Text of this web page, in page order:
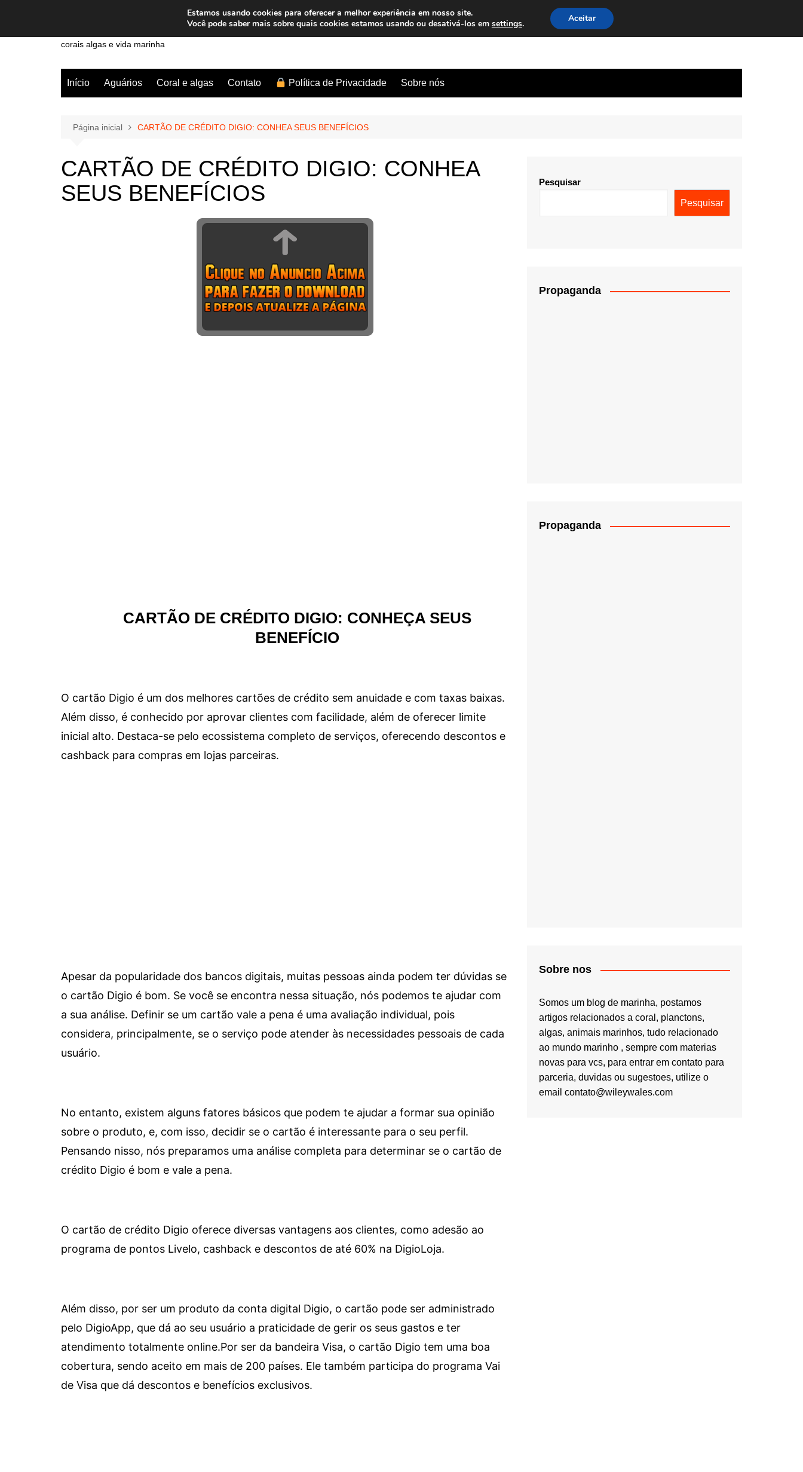
o
corais algas e vida marinha
Início Aguários Coral e algas Contato Política de Privacidade Sobre nós
Página inicial CARTÃO DE CRÉDITO DIGIO: CONHEA SEUS BENEFÍCIOS
CARTÃO DE CRÉDITO DIGIO: CONHEA
SEUS BENEFÍCIOS
CARTÃO DE CRÉDITO DIGIO: CONHEÇA SEUS
BENEFÍCIO
O cartão Digio é um dos melhores cartões de crédito sem anuidade e com taxas baixas.
Além disso, é conhecido por aprovar clientes com facilidade, além de oferecer limite
inicial alto. Destaca-se pelo ecossistema completo de serviços, oferecendo descontos e
cashback para compras em lojas parceiras.
Apesar da popularidade dos bancos digitais, muitas pessoas ainda podem ter dúvidas se
o cartão Digio é bom. Se você se encontra nessa situação, nós podemos te ajudar com
a sua análise. Definir se um cartão vale a pena é uma avaliação individual, pois
considera, principalmente, se o serviço pode atender às necessidades pessoais de cada
usuário.
No entanto, existem alguns fatores básicos que podem te ajudar a formar sua opinião
sobre o produto, e, com isso, decidir se o cartão é interessante para o seu perfil.
Pensando nisso, nós preparamos uma análise completa para determinar se o cartão de
crédito Digio é bom e vale a pena.
O cartão de crédito Digio oferece diversas vantagens aos clientes, como adesão ao
programa de pontos Livelo, cashback e descontos de até 60% na DigioLoja.
Além disso, por ser um produto da conta digital Digio, o cartão pode ser administrado
pelo DigioApp, que dá ao seu usuário a praticidade de gerir os seus gastos e ter
atendimento totalmente online.Por ser da bandeira Visa, o cartão Digio tem uma boa
cobertura, sendo aceito em mais de 200 países. Ele também participa do programa Vai
de Visa que dá descontos e benefícios exclusivos.
Pesquisar
Pesquisar
Propaganda
Propaganda
Sobre nos
Somos um blog de marinha, postamos
artigos relacionados a coral, planctons,
algas, animais marinhos, tudo relacionado
ao mundo marinho , sempre com materias
novas para vcs, para entrar em contato para
parceria, duvidas ou sugestoes, utilize o
email contato@wileywales.com
Estamos usando cookies para oferecer a melhor experiência em nosso site.
Você pode saber mais sobre quais cookies estamos usando ou desativá-los em settings. Aceitar